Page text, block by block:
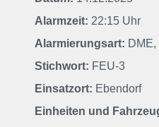
Alarmzeit: 22:15 Uhr
Alarmierungsart:
Stichwort: FEU-3
Einsatzort: Ebendorf
Einheiten und